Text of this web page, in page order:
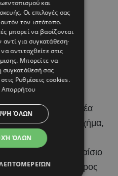
είναι ένα από τα νέα
στο κυβερνητικό σχήμα,
του Υπουργείου
και Έργων στο πλαίσιο
αποφάσισε ο Πρόεδρος
και
Οι επιλογές σας
τον ιστότοπο.
μπορεί να βασίζονται
για συγκατάθεση·
αντιταχθείτε στις
. Μπορείτε να
συγκατάθεσή σας
Ρυθμίσεις cookies.
Απορρήτου
ΌΛΩΝ
ΌΛΩΝ